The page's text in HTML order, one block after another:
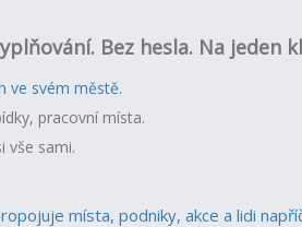
Bez hesla. Na jeden
ve svém městě.
pracovní místa.
vše sami.
místa, podniky, akce a lidi